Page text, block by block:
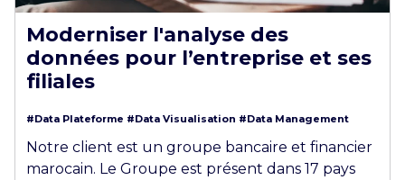
Moderniser l'analyse des
données pour l’entreprise et ses
filiales
#Data Plateforme #Data Visualisation #Data Management
Notre client est un groupe bancaire et financier
marocain. Le Groupe est présent dans 17 pays